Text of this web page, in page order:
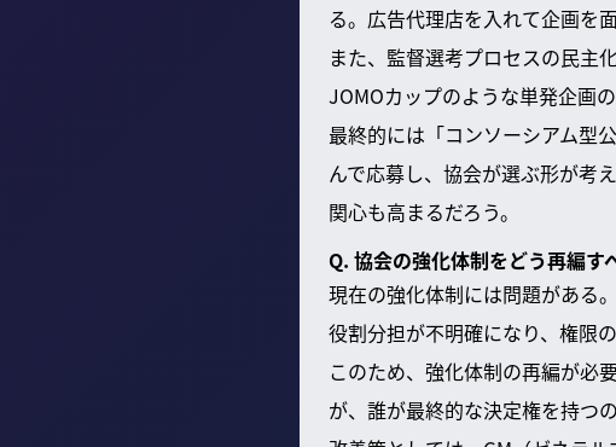
る。広告代理店を入れて企画を
また、監督選考プロセスの民主
JOMOカップのような単発企画
最終的には「コンソーシアム型
んで応募し、協会が選ぶ形が考
関心も高まるだろう。
Q. 協会の強化体制をどう再編す
現在の強化体制には問題がある
役割分担が不明確になり、権限
このため、強化体制の再編が必
が、誰が最終的な決定権を持つ